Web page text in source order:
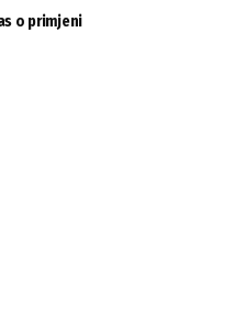
o primjeni